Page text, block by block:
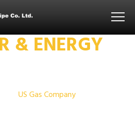
& ENERGY
US Gas Company